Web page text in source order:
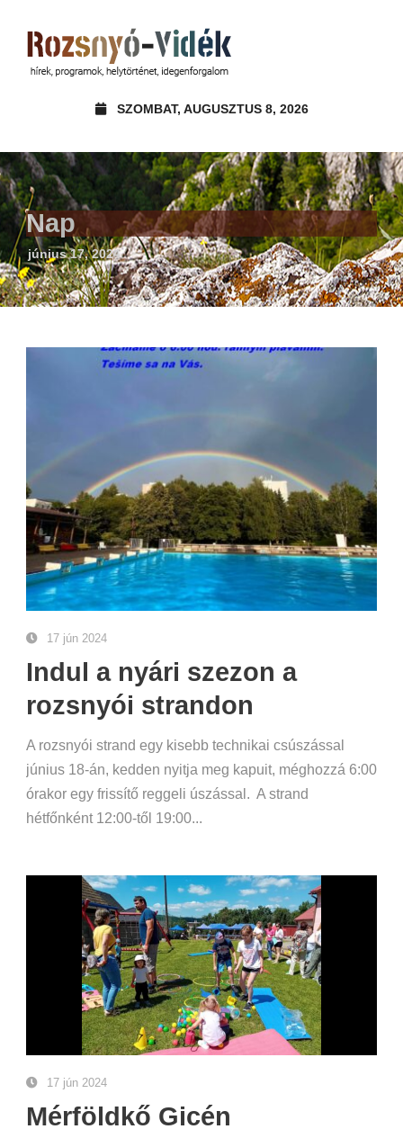
SZOMBAT, AUGUSZTUS 8, 2026
Nap
június 17, 2024
17 jún 2024
Indul a nyári szezon a
rozsnyói strandon
A rozsnyói strand egy kisebb technikai csúszással
június 18-án, kedden nyitja meg kapuit, méghozzá 6:00
órakor egy frissítő reggeli úszással. A strand
hétfőnként 12:00-től 19:00...
17 jún 2024
Mérföldkő Gicén